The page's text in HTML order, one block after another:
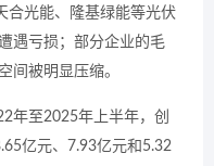
合光能、隆基绿能等光伏
遇亏损；部分企业的毛
间被明显压缩。
年至2025年上半年，创
亿元、7.93亿元和5.32